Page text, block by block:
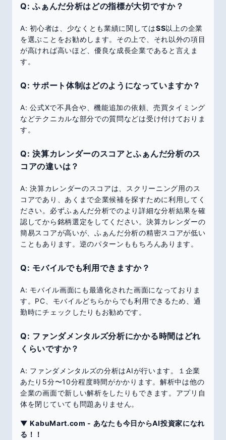
Q: ふぁんだ分析はどの指標が大切ですか？
A: 初心者は、少なくとも業績に関してはSS以上の企業
を選ぶことをお勧めします。その上で、それ以外の項目
が高ければ高いほど、優良な成長企業であると言えま
す。
Q: サポート体制はどのようになっていますか？
A: 公式Xで不具合や、機能追加の依頼、売買タイミング
などテクニカルな部分での質問などは受け付けておりま
す。
Q: 決算カレンダーのスコアとふぁんだ分析のス
コアの違いは？
A: 決算カレンダーのスコアは、スクリーニング用のス
コアであり、あくまで企業候補を探すために利用してく
ださい。必ずふぁんだ分析でのより詳細な分析結果を確
認してから銘柄選定をしてください。決算カレンダーの
簡易スコアが高いが、ふぁんだ分析の精密スコアが低い
こともあります。逆のパターンももちろんあります。
Q: モバイルでも利用できますか？
A: モバイル画面にも最適化された画面になっておりま
す。PC、モバイルどちらからでも利用できるため、通
勤時にチェックしたりもお勧めです。
Q: ファンダメンタルズ分析にかかる時間はどれ
くらいですか？
A: ファンダメンタルズの分析はAIが行います。１企業
あたり5分〜10分程度時間がかかります。解析中は他の
企業の画面で新しい解析をしたりもできます。アプリ自
体を閉じていても問題ありません。
▼ KabuMart.com - あなたも今日からAI投資家になれ
る！！